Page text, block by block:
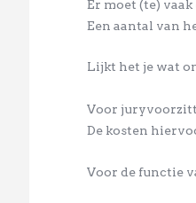
Er moet (te)
Een aantal van
Lijkt het je wat
Voor
De kosten
Voor de functie